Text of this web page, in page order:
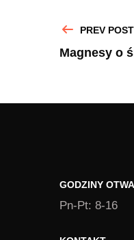
PREV POST
Magnesy o
GODZINY
Pn-Pt: 8-16